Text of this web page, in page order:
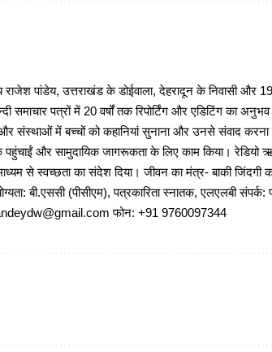
पांडेय, उत्तराखंड के डोईवाला, देहरादून के निवासी और
समाचार पत्रों में 20 वर्षों तक रिपोर्टिंग और एडिटिंग का
संस्थाओं में बच्चों को कहानियां सुनाना और उनसे संवाद
पहुंचाईं और सामुदायिक जागरूकता के लिए काम किया।
से स्वच्छता का संदेश दिया। जीवन का मंत्र- बाकी जिंदगी
बी.एससी (पीसीएम), पत्रकारिता स्नातक, एलएलबी संपर्क:
फोन: +91 9760097344